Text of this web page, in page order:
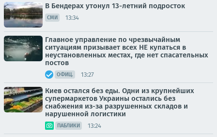
В Бендерах утонул 13-летний подросток
СМИ 13:34
Главное управление по чрезвычайным
ситуациям призывает всех НЕ купаться в
неустановленных местах, где нет спасательных
постов
ОФИЦ. 13:27
Киев остался без еды. Одни из крупнейших
супермаркетов Украины остались без
снабжения из-за разрушенных складов и
нарушенной логистики
ПАБЛИКИ 13:24